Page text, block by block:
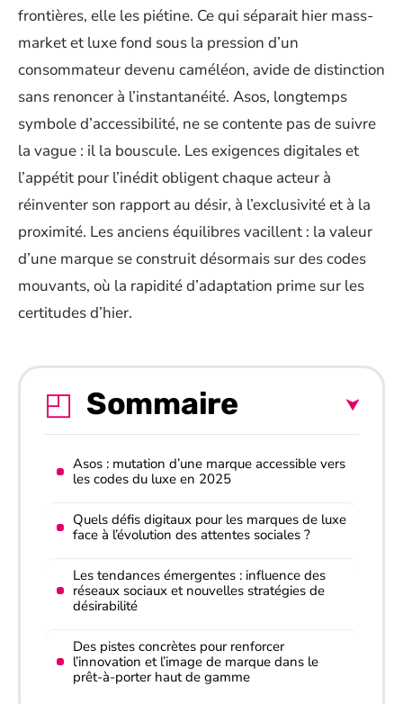
frontières, elle les piétine. Ce qui séparait hier mass-
market et luxe fond sous la pression d’un
consommateur devenu caméléon, avide de distinction
sans renoncer à l’instantanéité. Asos, longtemps
symbole d’accessibilité, ne se contente pas de suivre
la vague : il la bouscule. Les exigences digitales et
l’appétit pour l’inédit obligent chaque acteur à
réinventer son rapport au désir, à l’exclusivité et à la
proximité. Les anciens équilibres vacillent : la valeur
d’une marque se construit désormais sur des codes
mouvants, où la rapidité d’adaptation prime sur les
certitudes d’hier.
Sommaire
Asos : mutation d’une marque accessible vers
les codes du luxe en 2025
Quels défis digitaux pour les marques de luxe
face à l’évolution des attentes sociales ?
Les tendances émergentes : influence des
réseaux sociaux et nouvelles stratégies de
désirabilité
Des pistes concrètes pour renforcer
l’innovation et l’image de marque dans le
prêt-à-porter haut de gamme